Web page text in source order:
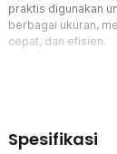
praktis digunakan
berbagai ukuran,
cepat, dan efisien.
merupakan
Spesifikasi